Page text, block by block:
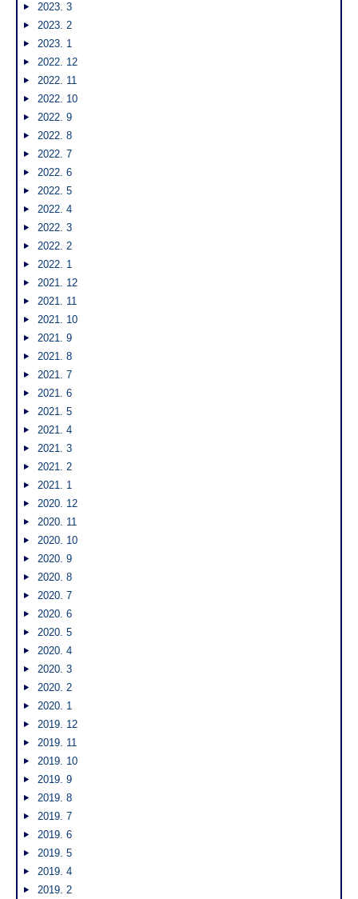
2023. 3
2023. 2
2023. 1
2022. 12
2022. 11
2022. 10
2022. 9
2022. 8
2022. 7
2022. 6
2022. 5
2022. 4
2022. 3
2022. 2
2022. 1
2021. 12
2021. 11
2021. 10
2021. 9
2021. 8
2021. 7
2021. 6
2021. 5
2021. 4
2021. 3
2021. 2
2021. 1
2020. 12
2020. 11
2020. 10
2020. 9
2020. 8
2020. 7
2020. 6
2020. 5
2020. 4
2020. 3
2020. 2
2020. 1
2019. 12
2019. 11
2019. 10
2019. 9
2019. 8
2019. 7
2019. 6
2019. 5
2019. 4
2019. 2